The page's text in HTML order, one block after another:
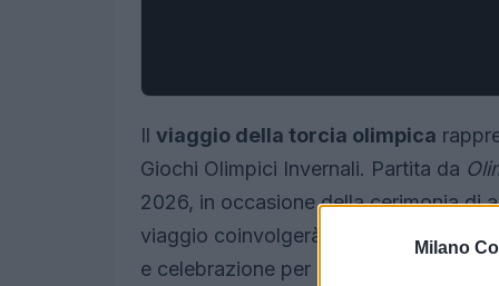
Milano
Il viaggio della torcia olimpica
Giochi Olimpici Invernali. Partita da
2026, in occasione della cerimonia di
viaggio coinvolgerà un totale di
e celebrazione per l’intero Paese.